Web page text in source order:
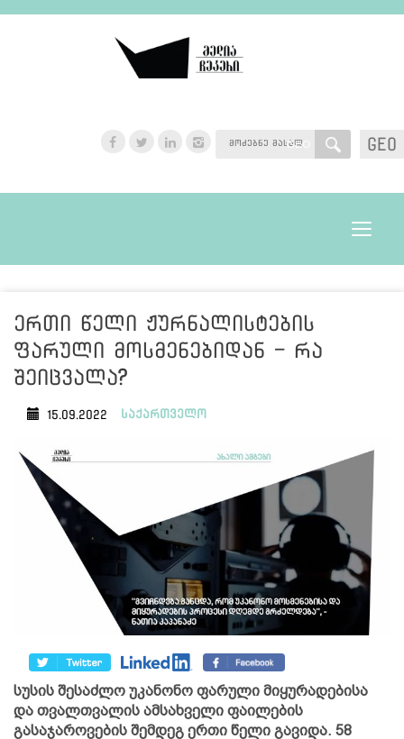
GEO
GEO
Toggle
ერთი წელი ჟურნალისტების
ფარული მოსმენებიდან - რა
შეიცვალა?
15.09.2022 საქართველო
სუსის შესაძლო უკანონო ფარული მიყურადებისა
და თვალთვალის ამსახველი ფაილების
გასაჯაროვების შემდეგ ერთი წელი გავიდა. 58